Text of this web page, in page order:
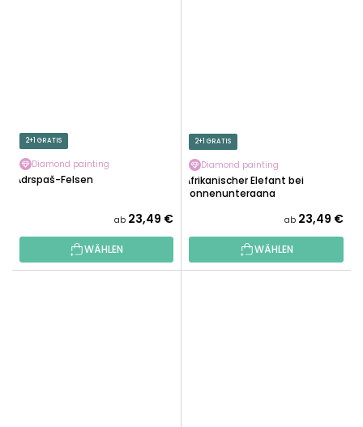
2+1 GRATIS
Diamond painting
Adrspaš-Felsen
ab 23,49 €
WÄHLEN
2+1 GRATIS
Diamond painting
Afrikanischer Elefant bei
Sonnenuntergang
ab 23,49 €
WÄHLEN